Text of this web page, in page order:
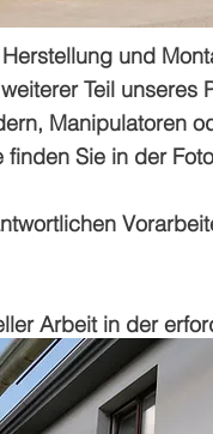
und
Teil
Manipulatoren
Sie in der
Arbeit in der
geltenden